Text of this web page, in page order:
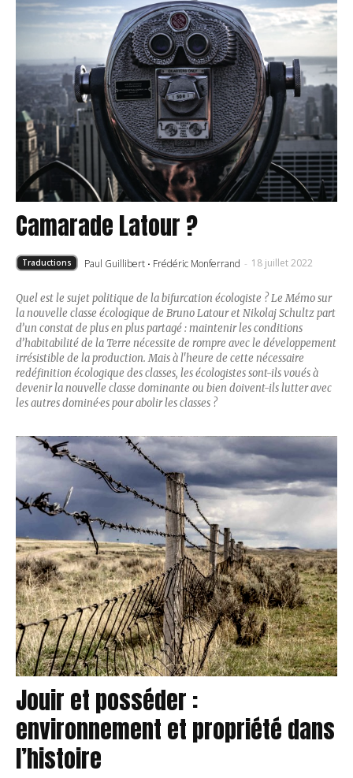
Camarade Latour ?
Traductions Paul Guillibert · Frédéric Monferrand - 18 juillet 2022
Quel est le sujet politique de la bifurcation écologiste ? Le Mémo sur
la nouvelle classe écologique de Bruno Latour et Nikolaj Schultz part
d’un constat de plus en plus partagé : maintenir les conditions
d’habitabilité de la Terre nécessite de rompre avec le développement
irrésistible de la production. Mais à l'heure de cette nécessaire
redéfinition écologique des classes, les écologistes sont-ils voués à
devenir la nouvelle classe dominante ou bien doivent-ils lutter avec
les autres dominé·es pour abolir les classes ?
Jouir et posséder :
environnement et propriété dans
l’histoire